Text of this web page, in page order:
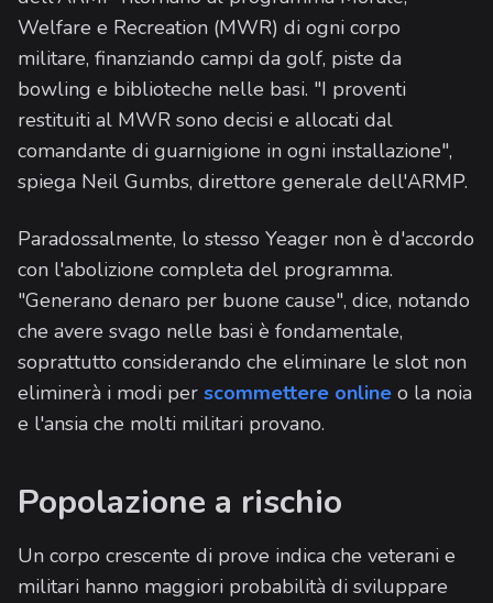
Welfare e Recreation (MWR) di ogni corpo
militare, finanziando campi da golf, piste da
bowling e biblioteche nelle basi. "I proventi
restituiti al MWR sono decisi e allocati dal
comandante di guarnigione in ogni installazione",
spiega Neil Gumbs, direttore generale dell'ARMP.
Paradossalmente, lo stesso Yeager non è d'accordo
con l'abolizione completa del programma.
"Generano denaro per buone cause", dice, notando
che avere svago nelle basi è fondamentale,
soprattutto considerando che eliminare le slot non
eliminerà i modi per scommettere online o la noia
e l'ansia che molti militari provano.
Popolazione a rischio
Un corpo crescente di prove indica che veterani e
militari hanno maggiori probabilità di sviluppare